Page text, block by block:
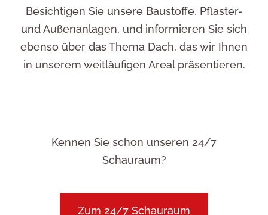
Besichtigen Sie unsere Baustoffe, Pflaster-
und Außenanlagen, und informieren Sie sich
ebenso über das Thema Dach, das wir Ihnen
in unserem weitläufigen Areal präsentieren.
Kennen Sie schon unseren 24/7
Schauraum?
Zum 24/7 Schauraum